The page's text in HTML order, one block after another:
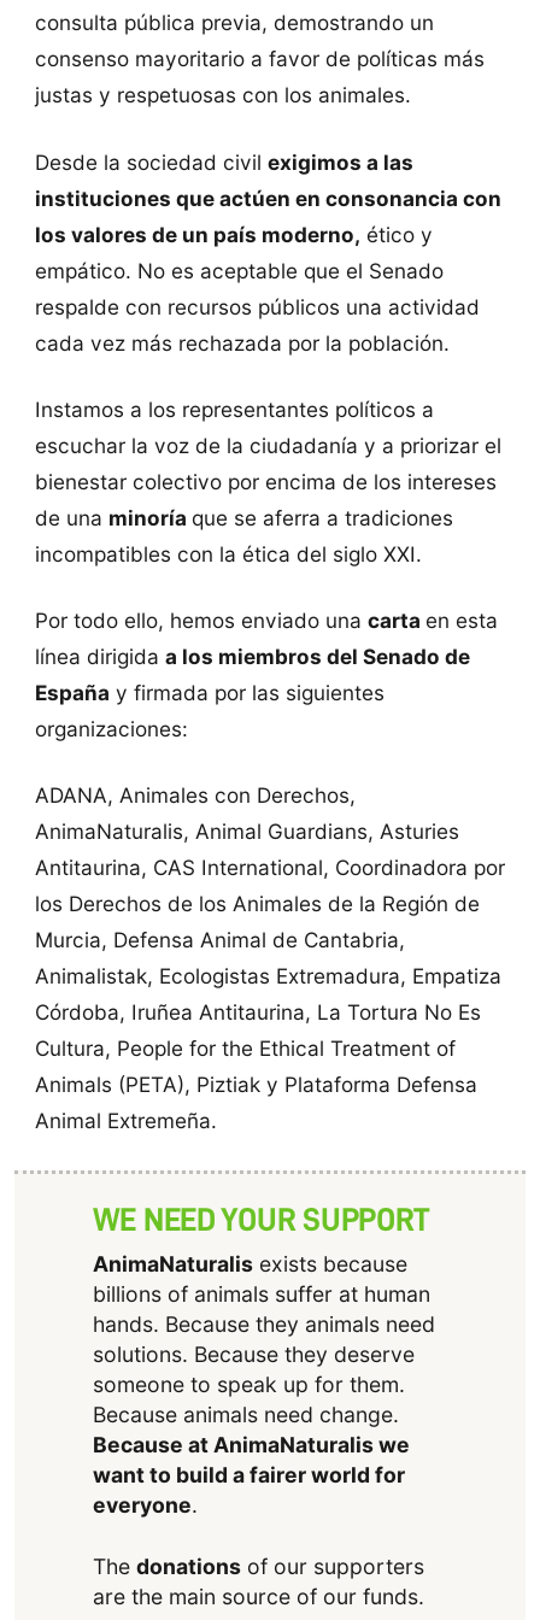
consulta pública previa, demostrando un
consenso mayoritario a favor de políticas más
justas y respetuosas con los animales.
Desde la sociedad civil exigimos a las
instituciones que actúen en consonancia con
los valores de un país moderno, ético y
empático. No es aceptable que el Senado
respalde con recursos públicos una actividad
cada vez más rechazada por la población.
Instamos a los representantes políticos a
escuchar la voz de la ciudadanía y a priorizar el
bienestar colectivo por encima de los intereses
de una minoría que se aferra a tradiciones
incompatibles con la ética del siglo XXI.
Por todo ello, hemos enviado una carta en esta
línea dirigida a los miembros del Senado de
España y firmada por las siguientes
organizaciones:
ADANA, Animales con Derechos,
AnimaNaturalis, Animal Guardians, Asturies
Antitaurina, CAS International, Coordinadora por
los Derechos de los Animales de la Región de
Murcia, Defensa Animal de Cantabria,
Animalistak, Ecologistas Extremadura, Empatiza
Córdoba, Iruñea Antitaurina, La Tortura No Es
Cultura, People for the Ethical Treatment of
Animals (PETA), Piztiak y Plataforma Defensa
Animal Extremeña.
WE NEED YOUR SUPPORT
AnimaNaturalisexists because
billions of animals suffer at human
hands. Because they animals need
solutions. Because they deserve
someone to speak up for them.
Because animals need change.
Because at AnimaNaturalis we
want to build a fairer world for
everyone.
The donationsof our supporters
are the main source of our funds.